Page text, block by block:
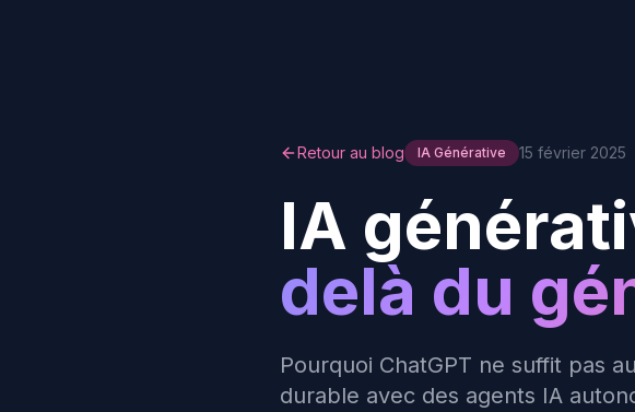
Retour au blog IA Générative 15 février 2025
IA
delà du
Pourquoi ChatGPT ne suffit pas
durable avec des agents IA